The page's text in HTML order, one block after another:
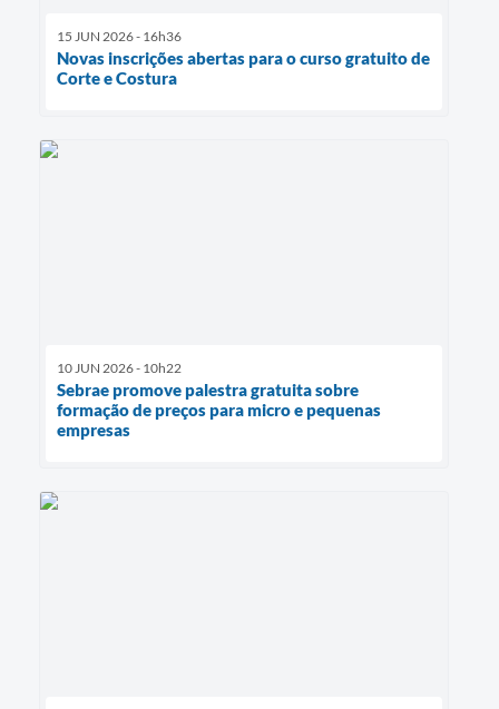
15 JUN 2026 - 16h36
Novas inscrições abertas para o curso gratuito de
Corte e Costura
10 JUN 2026 - 10h22
Sebrae promove palestra gratuita sobre
formação de preços para micro e pequenas
empresas